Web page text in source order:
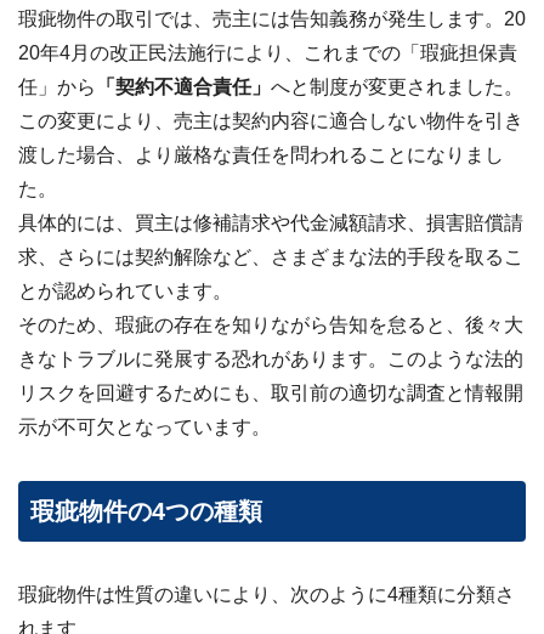
✉
無料
査
定・
お問
い合
メー
ォー
ら ›
📞
お電
話で
の無
料査
定
0120-
536-
408 ／
9:00〜
資料
（無
料）
瑕疵物件の取引では、売主には告知義務が発生します。20
20年4月の改正民法施行により、
これまでの「瑕疵担保責
任」から
「契約不適合責任」 へと制度が変更されました。
この変更により、売主は契約内容に適合しない物件を引き
渡した場合、より厳格な責任を問われることになりまし
た。
具体的には、買主は修補請求や代金減額請求、損害賠償請
求、さらには契約解除など、さまざまな法的手段を取るこ
とが認められています。
そのため、瑕疵の存在を知りながら告知を怠ると、後々大
きなトラブルに発展する恐れがあります。このような法的
リスクを回避するためにも、取引前の適切な調査と情報開
示が不可欠となっています。
瑕疵物件の4つの種類
瑕疵物件は性質の違いにより、次のように4種類に分類さ
れます